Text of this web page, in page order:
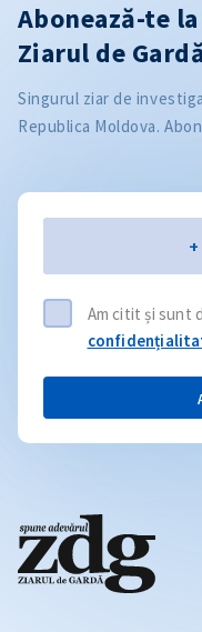
Abonează-te la
Ziarul de
Singurul ziar de
Republica Moldova.
Am citit și sunt